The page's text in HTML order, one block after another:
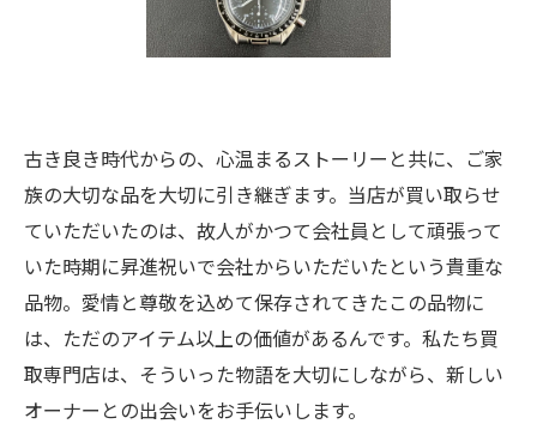
古き良き時代からの、心温まるストーリーと共に、ご家
族の大切な品を大切に引き継ぎます。当店が買い取らせ
ていただいたのは、故人がかつて会社員として頑張って
いた時期に昇進祝いで会社からいただいたという貴重な
品物。愛情と尊敬を込めて保存されてきたこの品物に
は、ただのアイテム以上の価値があるんです。私たち買
取専門店は、そういった物語を大切にしながら、新しい
オーナーとの出会いをお手伝いします。